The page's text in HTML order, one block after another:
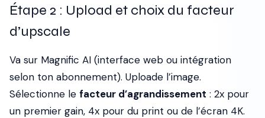
Étape 2 : Upload et choix du facteur
d’upscale
Va sur Magnific AI (interface web ou intégration
selon ton abonnement). Uploade l’image.
Sélectionne le facteur d’agrandissement : 2x pour
un premier gain, 4x pour du print ou de l’écran 4K.